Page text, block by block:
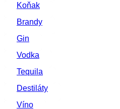
Koňak
Brandy
Gin
Vodka
Tequila
Destiláty
Víno